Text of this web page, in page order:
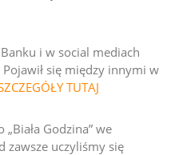
i w social mediach
się między innymi w
TUTAJ
Godzina” we
zawsze uczyliśmy się